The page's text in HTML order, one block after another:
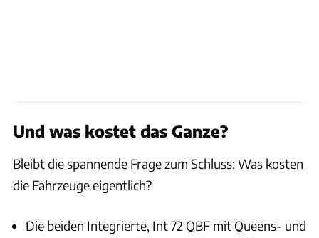
Und was kostet das Ganze?
Bleibt die spannende Frage zum Schluss: Was kosten
die Fahrzeuge eigentlich?
Die beiden Integrierte, Int 72 QBF mit Queens- und